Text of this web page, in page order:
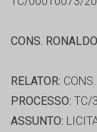
CONS.
RELATOR:
PROCESSO: TC/
ASSUNTO: